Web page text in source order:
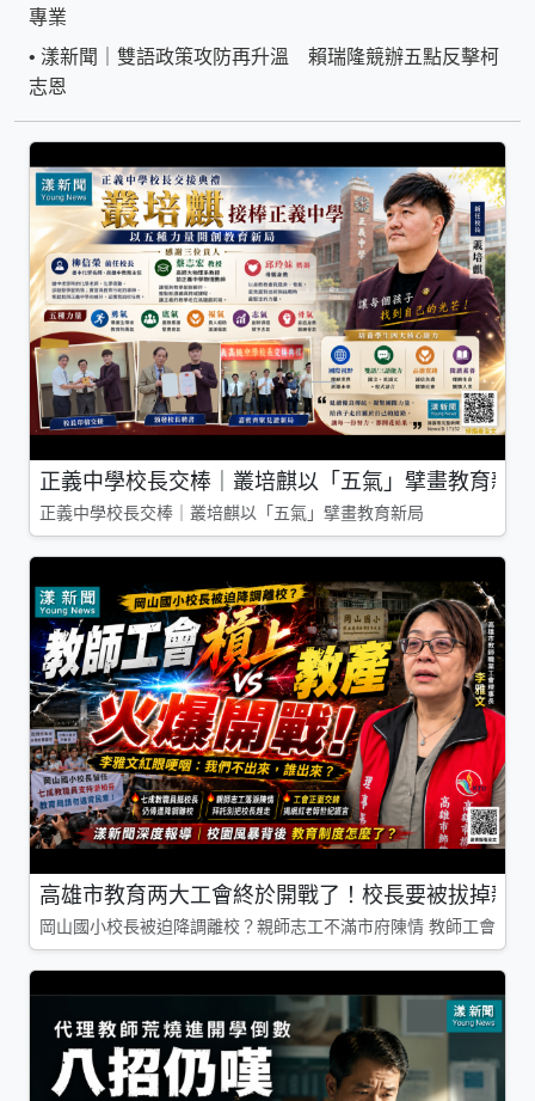
專業
• 漾新聞｜雙語政策攻防再升溫 賴瑞隆競辦五點反擊柯
志恩
正義中學校長交棒｜叢培麒以「五氣」擘畫教育新局
正義中學校長交棒｜叢培麒以「五氣」擘畫教育新局
高雄市教育两大工會終於開戰了！校長要被拔掉親
岡山國小校長被迫降調離校？親師志工不滿市府陳情 教師工會槓